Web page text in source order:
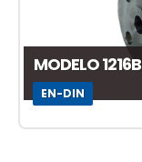
MODELO 1216B
EN-DIN